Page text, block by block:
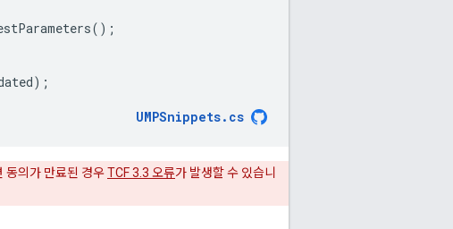
();
);
UMPSnippets. cs
동의가 만료된 경우TCF 3.3 오류가 발생할 수 있습니